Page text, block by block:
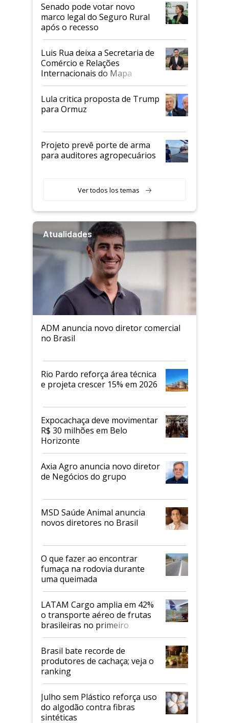
Senado pode votar novo
marco legal do Seguro Rural
após o recesso
Luis Rua deixa a Secretaria de
Comércio e Relações
Internacionais do Mapa
Lula critica proposta de Trump
para Ormuz
Projeto prevê porte de arma
para auditores agropecuários
Ver todos los temas
Atualidades
ADM anuncia novo diretor comercial
no Brasil
Rio Pardo reforça área técnica
e projeta crescer 15% em 2026
Expocachaça deve movimentar
R$ 30 milhões em Belo
Horizonte
Axia Agro anuncia novo diretor
de Negócios do grupo
MSD Saúde Animal anuncia
novos diretores no Brasil
O que fazer ao encontrar
fumaça na rodovia durante
uma queimada
LATAM Cargo amplia em 42%
o transporte aéreo de frutas
brasileiras no primeiro
semestre
Brasil bate recorde de
produtores de cachaça; veja o
ranking
Julho sem Plástico reforça uso
do algodão contra fibras
sintéticas